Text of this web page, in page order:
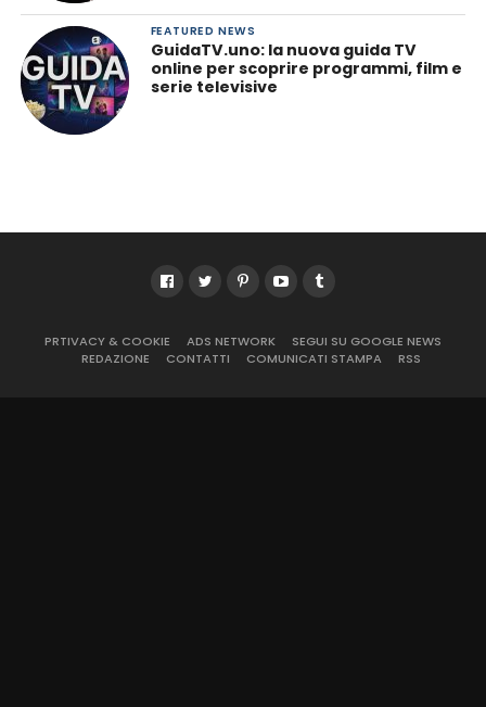
FEATURED NEWS
GuidaTV.uno: la nuova guida TV
online per scoprire programmi, film e
serie televisive
PRTIVACY & COOKIE ADS NETWORK
SEGUI SU GOOGLE NEWS
REDAZIONE
CONTATTI COMUNICATI STAMPA RSS